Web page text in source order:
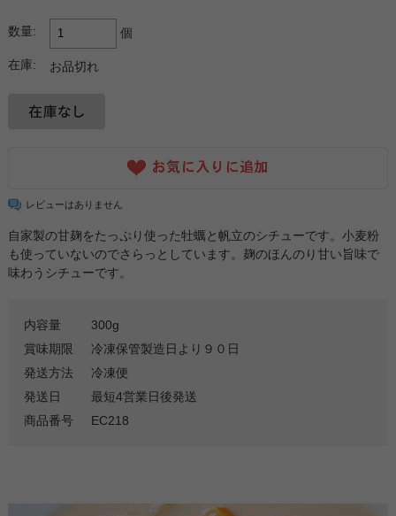
数量: 個
在庫: お品切れ
レビューはありません
自家製の甘麹をたっぷり使った牡蠣と帆立のシチューです。小麦粉
も使っていないのでさらっとしています。麹のほんのり甘い旨味で
味わうシチューです。
内容量
300g
賞味期限
冷凍保管製造日より９０日
発送方法
冷凍便
発送日
最短4営業日後発送
商品番号
EC218